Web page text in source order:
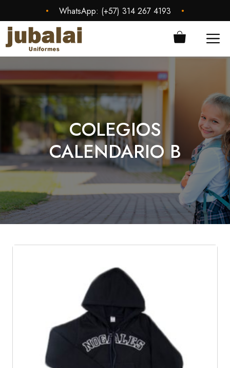
contenido
• WhatsApp: (+57) 314 267 4193 •
COLEGIOS
CALENDARIO B